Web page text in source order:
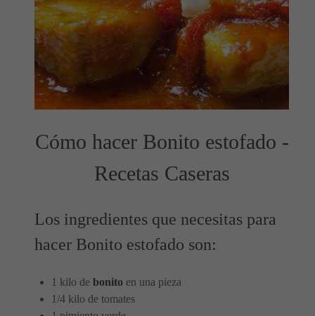
Cómo hacer Bonito estofado -
Recetas Caseras
Los ingredientes que necesitas para
hacer Bonito estofado son:
1 kilo de bonito en una pieza
1/4 kilo de tomates